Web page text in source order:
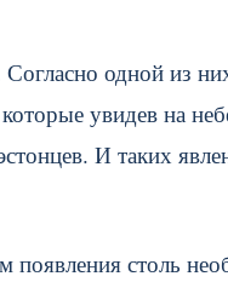
одной из
увидев на
И таких
появления столь